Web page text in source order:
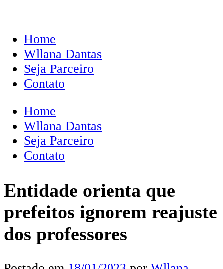
Home
Wllana Dantas
Seja Parceiro
Contato
Home
Wllana Dantas
Seja Parceiro
Contato
Entidade orienta que
prefeitos ignorem reajuste
dos professores